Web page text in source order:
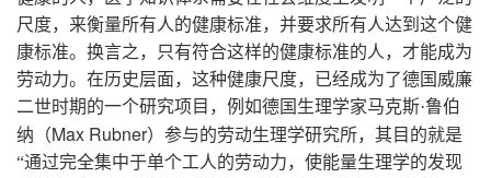
尺度，来衡量所有人的健康标准，并要求所有人达到这个健
康标准。换言之，只有符合这样的健康标准的人，才能成为
劳动力。在历史层面，这种健康尺度，已经成为了德国威廉
二世时期的一个研究项目，例如德国生理学家马克斯·鲁伯
纳（Max Rubner）参与的劳动生理学研究所，其目的就是
“通过完全集中于单个工人的劳动力，使能量生理学的发现